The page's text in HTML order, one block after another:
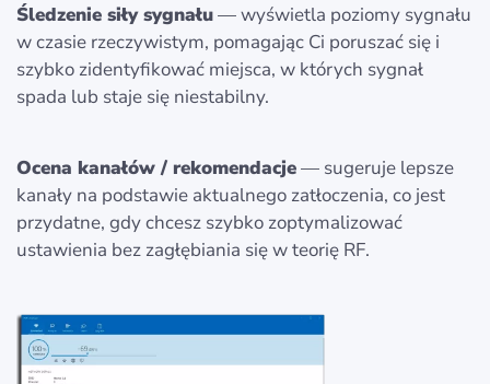
Śledzenie siły sygnału— wyświetla poziomy sygnału
w czasie rzeczywistym, pomagając Ci poruszać się i
szybko zidentyfikować miejsca, w których sygnał
spada lub staje się niestabilny.
Ocena kanałów / rekomendacje— sugeruje lepsze
kanały na podstawie aktualnego zatłoczenia, co jest
przydatne, gdy chcesz szybko zoptymalizować
ustawienia bez zagłębiania się w teorię RF.